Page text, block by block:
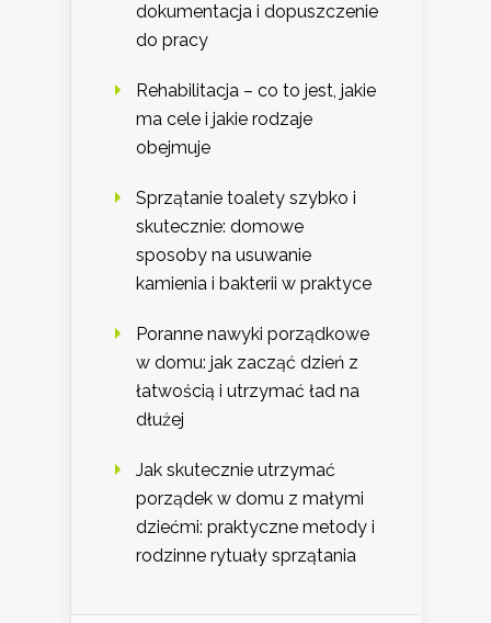
dokumentacja i dopuszczenie
do pracy
Rehabilitacja – co to jest, jakie
ma cele i jakie rodzaje
obejmuje
Sprzątanie toalety szybko i
skutecznie: domowe
sposoby na usuwanie
kamienia i bakterii w praktyce
Poranne nawyki porządkowe
w domu: jak zacząć dzień z
łatwością i utrzymać ład na
dłużej
Jak skutecznie utrzymać
porządek w domu z małymi
dziećmi: praktyczne metody i
rodzinne rytuały sprzątania